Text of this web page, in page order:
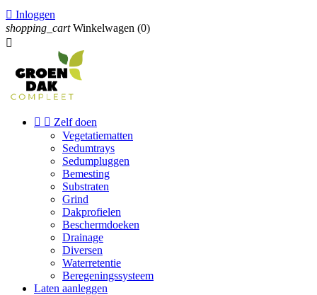
 Inloggen
shopping_cart Winkelwagen (0)

  Zelf doen
Vegetatiematten
Sedumtrays
Sedumpluggen
Bemesting
Substraten
Grind
Dakprofielen
Beschermdoeken
Drainage
Diversen
Waterretentie
Beregeningssysteem
Laten aanleggen